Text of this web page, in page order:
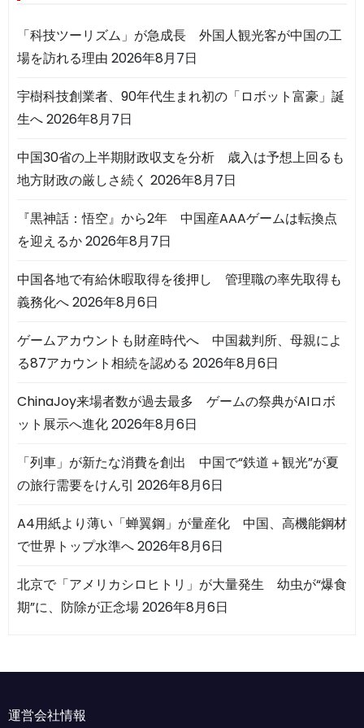
「科技ツーリズム」が急成長 外国人観光客が中国の工
場を訪れる理由 2026年8月7日
宇樹科技創業者、90年代生まれ初の「ロボット富豪」誕
生へ2026年8月7日
中国30省の上半期財政収支を分析 歳入は予想上回るも
地方財政の厳しさ続く 2026年8月7日
『黒神話：悟空』から2年 中国産AAAゲームは転換点
を迎えるか2026年8月7日
中国各地で有給休暇取得を後押し 管理職の率先取得も
義務化へ2026年8月6日
ゲームアカウントも財産時代へ 中国裁判所、母親によ
る87アカウント相続を認める 2026年8月6日
ChinaJoy来場者数が過去最多 ゲームの祭典がAIロボ
ット展示へ進化2026年8月6日
「列車」が新たな消費を創出 中国で“鉄道＋観光”が夏
の旅行需要をけん引 2026年8月6日
A4用紙より薄い「蝉翼鋼」が量産化 中国、高機能鋼材
で世界トップ水準へ2026年8月6日
北京で「アメリカシロヒトリ」が大量発生 幼虫が“爆食
期”に、防除が正念場2026年8月6日
運営会社情報